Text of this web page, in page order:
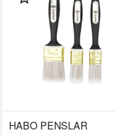
HABO PENSLAR